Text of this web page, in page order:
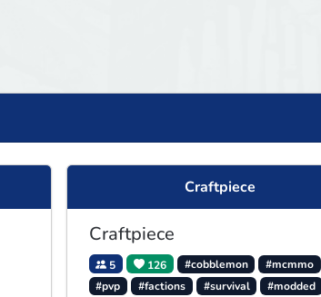
Craftpiece
Craftpiece
5 126 #cobblemon
#mcmmo
#pvp
#factions #survival #modded